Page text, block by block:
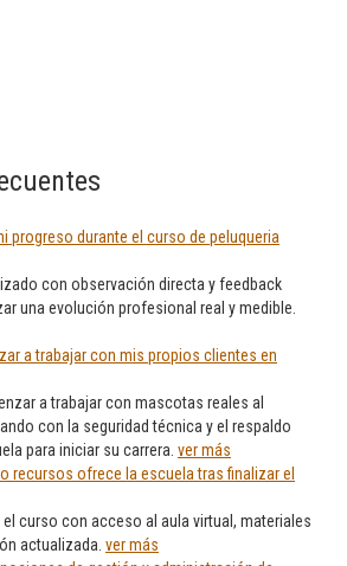
progreso durante el curso de peluqueria
con observación directa y feedback
una evolución profesional real y medible.
a trabajar con mis propios clientes en
a trabajar con mascotas reales al
con la seguridad técnica y el respaldo
para iniciar su carrera. ver más
recursos ofrece la escuela tras finalizar el
curso con acceso al aula virtual, materiales
actualizada. ver más